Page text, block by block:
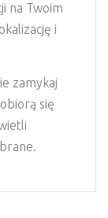
na Twoim
i
zamykaj
się